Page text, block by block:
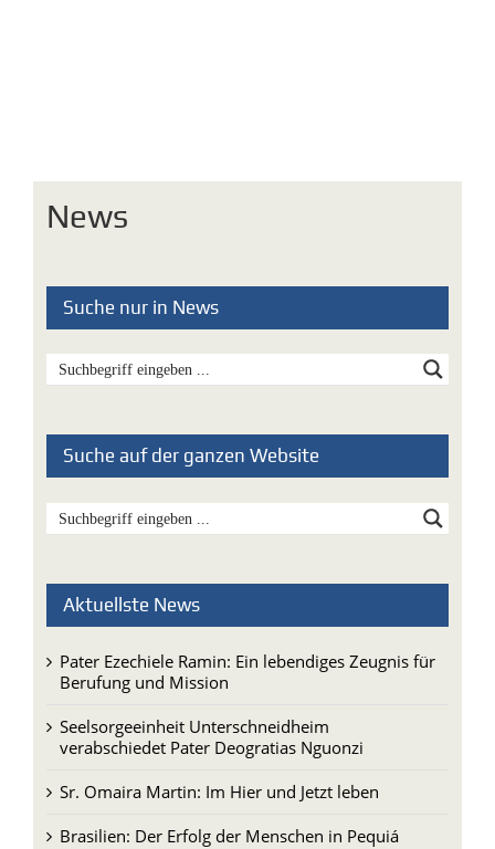
News
Suche nur in News
Suche auf der ganzen Website
Aktuellste News
Pater Ezechiele Ramin: Ein lebendiges Zeugnis für
Berufung und Mission
Seelsorgeeinheit Unterschneidheim
verabschiedet Pater Deogratias Nguonzi
Sr. Omaira Martin: Im Hier und Jetzt leben
Brasilien: Der Erfolg der Menschen in Pequiá